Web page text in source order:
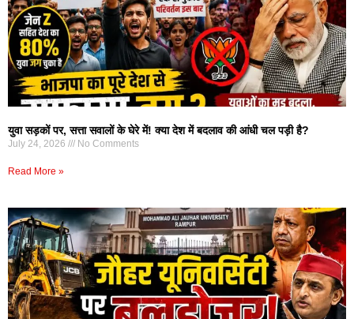
युवा सड़कों पर, सत्ता सवालों के घेरे में! क्या देश में बदलाव की आंधी चल पड़ी है?
July 24, 2026 No Comments
Read More »